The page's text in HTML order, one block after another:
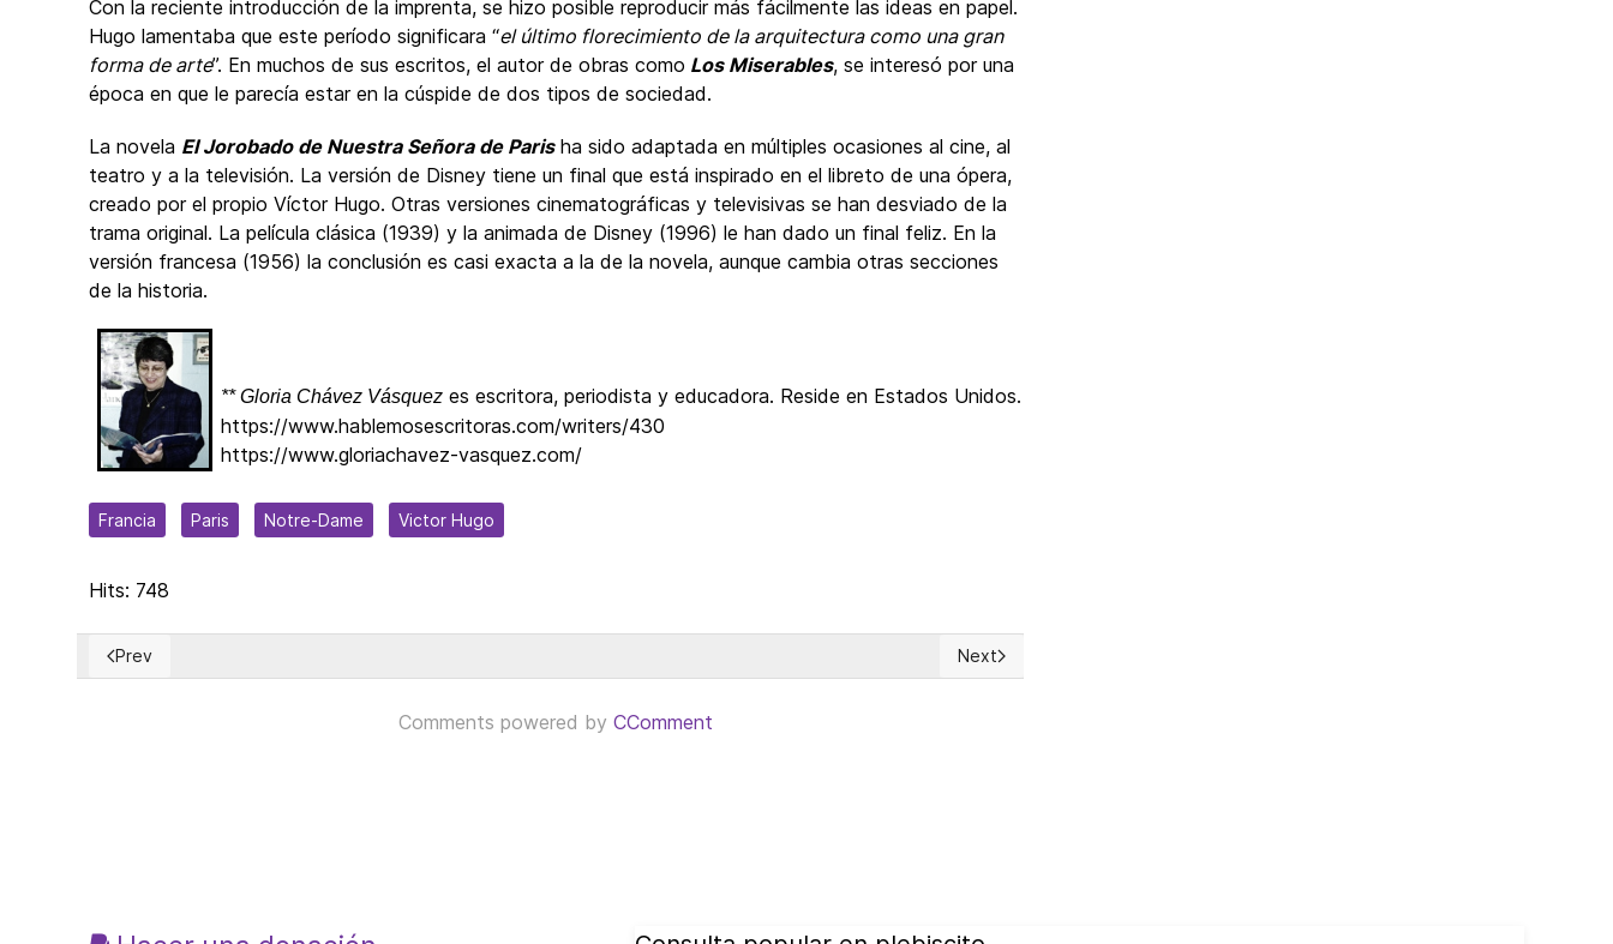
Con la reciente introducción de la imprenta, se hizo posible reproducir más fácilmente las ideas en papel.
Hugo lamentaba que este período significara “el último florecimiento de la arquitectura como una gran
forma de arte”. En muchos de sus escritos, el autor de obras como Los Miserables, se interesó por una
época en que le parecía estar en la cúspide de dos tipos de sociedad.
La novela El Jorobado de Nuestra Señora de Parisha sido adaptada en múltiples ocasiones al cine, al
teatro y a la televisión. La versión de Disney tiene un final que está inspirado en el libreto de una ópera,
creado por el propio Víctor Hugo. Otras versiones cinematográficas y televisivas se han desviado de la
trama original. La película clásica (1939) y la animada de Disney (1996) le han dado un final feliz. En la
versión francesa (1956) la conclusión es casi exacta a la de la novela, aunque cambia otras secciones
de la historia.
** Gloria Chávez Vásquez es escritora, periodista y educadora. Reside en Estados Unidos.
https://www.hablemosescritoras.com/writers/430
https://www.gloriachavez-vasquez.com/
Francia Paris Notre-Dame Victor Hugo
Hits: 748
Previous article: Un Cero a la Izquierda
Prev Next article: Syria's Collapse and Global Geopolitical Shifts
Next
Comments powered byCComment